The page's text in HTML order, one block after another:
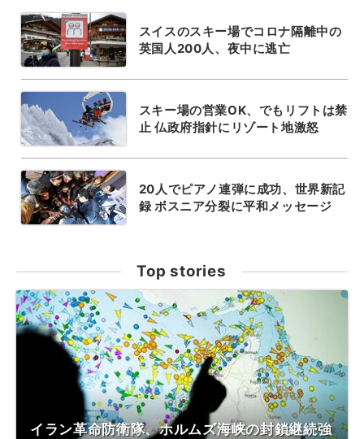
スイスのスキー場でコロナ隔離中の
英国人200人、夜中に逃亡
スキー場の営業OK、でもリフトは禁
止 仏政府指針にリゾート地激怒
20人でピアノ連弾に成功、世界新記
録 ボスニア分裂に平和メッセージ
Top stories
イラン革命防衛隊、ホルムズ海峡の封鎖継続強